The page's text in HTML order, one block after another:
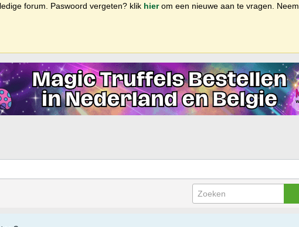
forum. Paswoord vergeten? klik hierom een nieuwe aan te vragen. Neem